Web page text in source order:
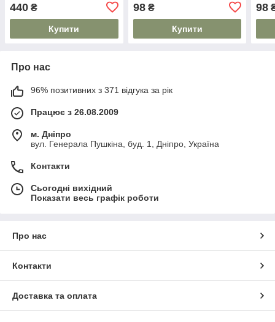
440 ₴
Купити
98₴
Купити
98
Про нас
96% позитивних з 371 відгука за рік
Працює з 26.08.2009
м. Дніпро
вул. Генерала Пушкіна, буд. 1, Дніпро, Україна
Контакти
Сьогодні вихідний
Показати весь графік роботи
Про нас
Контакти
Доставка та оплата